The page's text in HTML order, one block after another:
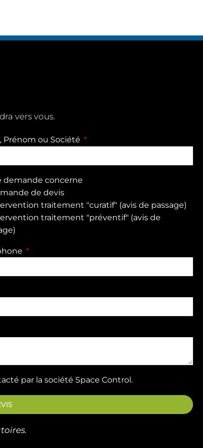
vers vous.
Prénom ou Société
demande concerne
de devis
traitement "curatif" (avis de passage)
traitement "préventif" (avis de
par la société Space Control.